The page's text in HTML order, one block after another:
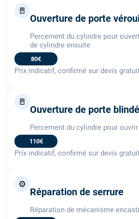
🚪
Ouverture de porte
Percement du cylindre pour
de cylindre ensuite
80€
Prix indicatif, confirmé sur devis
🚪
Ouverture de porte
Percement du cylindre pour
110€
Prix indicatif, confirmé sur devis
⚙️
Réparation de serrure
Réparation de mécanisme